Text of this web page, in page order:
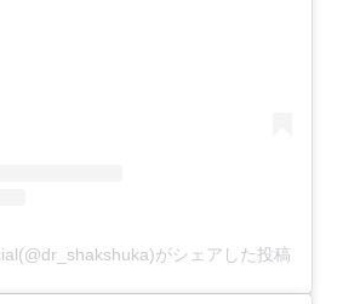
がシェアした投稿